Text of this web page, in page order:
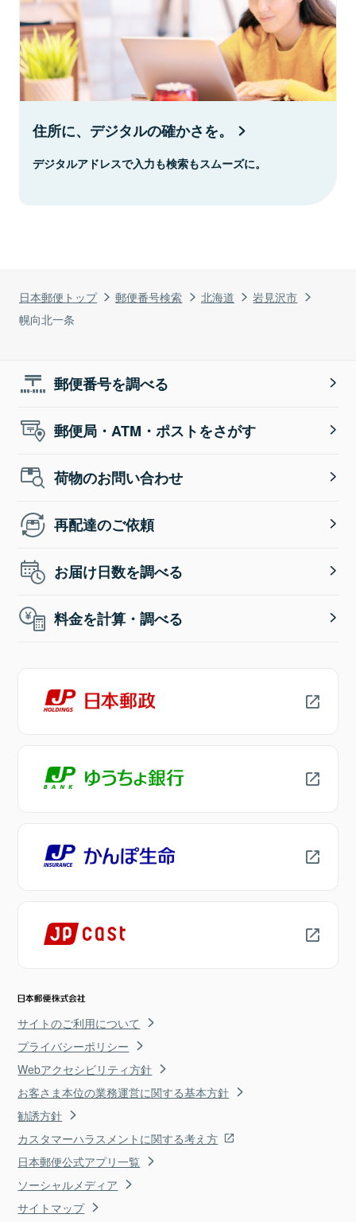
日本郵便トップ 郵便番号検索 北海道
岩見沢市
幌向北一条
住所に、デジタルの確かさを。
デジタルアドレスで入力も検索もスムーズに。
郵便番号を調べる
郵便局・ATM・ポストをさがす
荷物のお問い合わせ
再配達のご依頼
お届け日数を調べる
料金を計算・調べる
サイトのご利用について
プライバシーポリシー
Webアクセシビリティ方針
お客さま本位の業務運営に関する基本方針
勧誘方針
カスタマーハラスメントに関する考え方
日本郵便公式アプリ一覧
ソーシャルメディア
サイトマップ